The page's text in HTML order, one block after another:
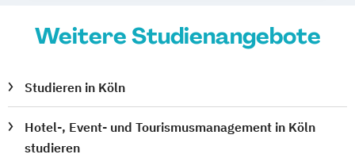
Weitere Studienangebote
Studieren in Köln
Hotel-, Event- und Tourismusmanagement in Köln
studieren